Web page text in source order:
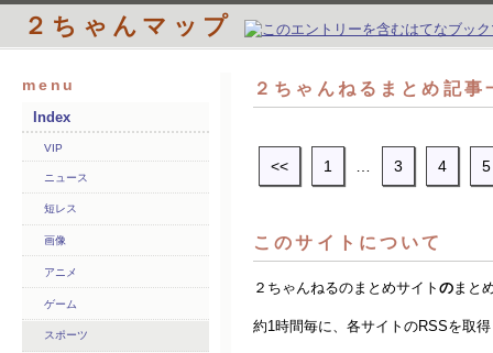
２ちゃんマップ
menu
Index
VIP
ニュース
短レス
画像
アニメ
ゲーム
スポーツ
２ちゃんねるまとめ記
<< 1 3 4 5
このサイトについて
２ちゃんねるのまとめサイト の まと
約1時間毎に、各サイトのRSSを取